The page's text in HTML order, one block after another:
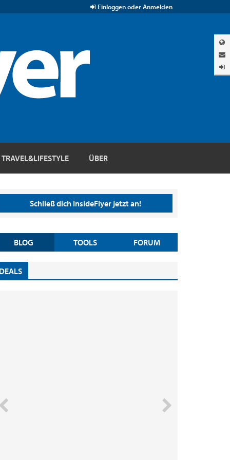
Einloggen oder Anmelden
TRAVEL&LIFESTYLE ÜBER
Schließ dich InsideFlyer jetzt an!
BLOG TOOLS FORUM
DEALS